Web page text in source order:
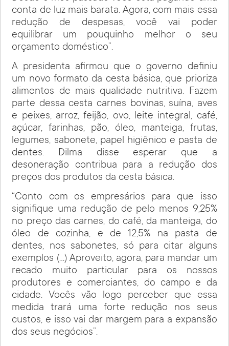
conta de luz mais barata. Agora, com mais essa
redução de despesas, você vai poder
equilibrar um pouquinho melhor o seu
orçamento doméstico”.
A presidenta afirmou que o governo definiu
um novo formato da cesta básica, que prioriza
alimentos de mais qualidade nutritiva. Fazem
parte dessa cesta carnes bovinas, suína, aves
e peixes, arroz, feijão, ovo, leite integral, café,
açúcar, farinhas, pão, óleo, manteiga, frutas,
legumes, sabonete, papel higiênico e pasta de
dentes. Dilma disse esperar que a
desoneração contribua para a redução dos
preços dos produtos da cesta básica.
“Conto com os empresários para que isso
signifique uma redução de pelo menos 9,25%
no preço das carnes, do café, da manteiga, do
óleo de cozinha, e de 12,5% na pasta de
dentes, nos sabonetes, só para citar alguns
exemplos (…) Aproveito, agora, para mandar um
recado muito particular para os nossos
produtores e comerciantes, do campo e da
cidade. Vocês vão logo perceber que essa
medida trará uma forte redução nos seus
custos, e isso vai dar margem para a expansão
dos seus negócios”.